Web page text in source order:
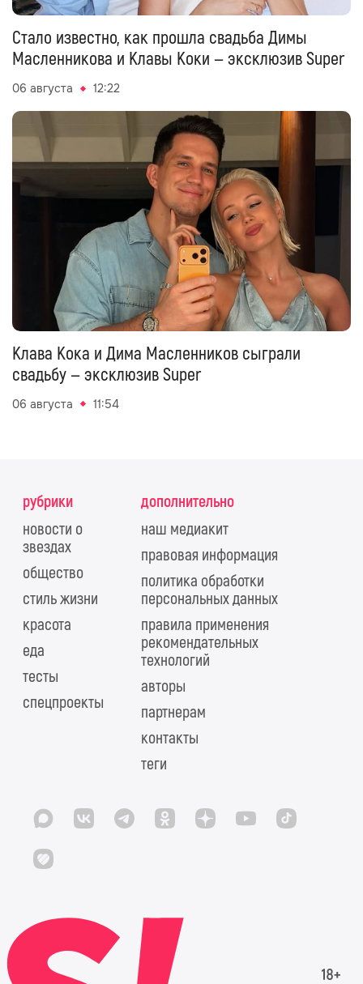
Стало известно, как прошла свадьба Димы
Масленникова и Клавы Коки — эксклюзив Super
06 августа 12:22
Клава Кока и Дима Масленников сыграли
свадьбу — эксклюзив Super
06 августа 11:54
рубрики
новости о
звездах
общество
стиль жизни
красота
еда
тесты
спецпроекты
дополнительно
наш медиакит
правовая информация
политика обработки
персональных данных
правила применения
рекомендательных
технологий
авторы
партнерам
контакты
теги